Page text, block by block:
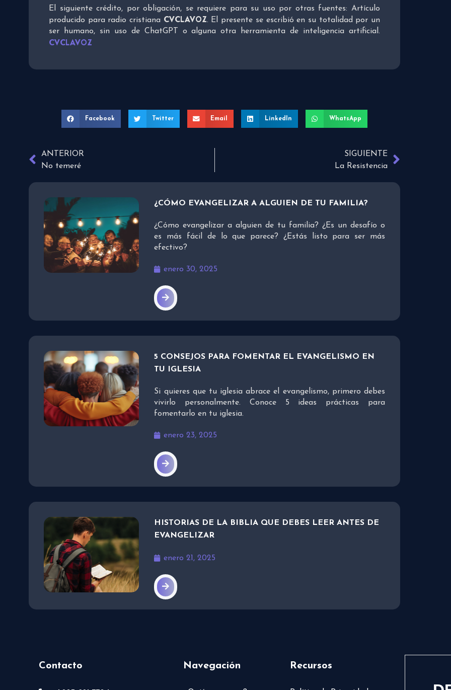
El siguiente crédito, por obligación, se requiere para su uso por otras fuentes: Artículo
producido para radio cristiana CVCLAVOZ. El presente se escribió en su totalidad por un
ser humano, sin uso de ChatGPT o alguna otra herramienta de inteligencia artificial.
CVCLAVOZ
Facebook Twitter Email LinkedIn WhatsApp
ANTERIOR
No temeré
SIGUIENTE
La Resistencia
¿CÓMO EVANGELIZAR A ALGUIEN DE TU FAMILIA?
¿Cómo evangelizar a alguien de tu familia? ¿Es un desafío o
es más fácil de lo que parece? ¿Estás listo para ser más
efectivo?
enero 30, 2025
5 CONSEJOS PARA FOMENTAR EL EVANGELISMO EN
TU IGLESIA
Si quieres que tu iglesia abrace el evangelismo, primero debes
vivirlo personalmente. Conoce 5 ideas prácticas para
fomentarlo en tu iglesia.
enero 23, 2025
HISTORIAS DE LA BIBLIA QUE DEBES LEER ANTES DE
EVANGELIZAR
enero 21, 2025
Contacto Navegación Recursos